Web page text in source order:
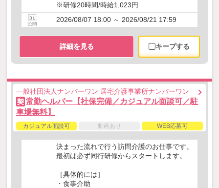
※研修20時間/時給1,023円
2026/08/07 18:00 ～ 2026/08/21 17:59
詳細を見る キープする
一般社団法人ナンバーワン 居宅介護事業所ナンバーワン
契 常勤ヘルパー【社保完備／カジュアル面談可／駐
車場無料】
カジュアル面談可 動画あり WEB応募可
決まった流れで行う訪問介護のお仕事です。
最初は必ず同行研修からスタートします。
［具体的には］
・食事介助